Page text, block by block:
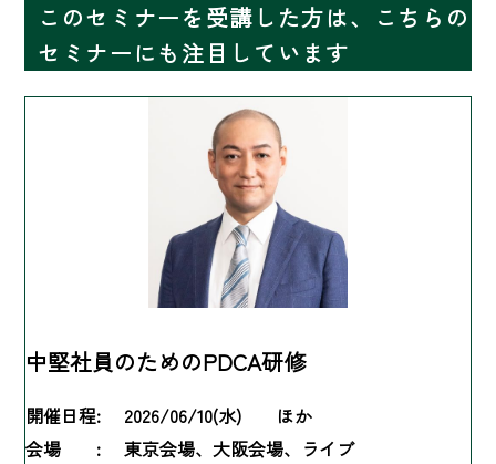
このセミナーを受講した方は、こちらの
セミナーにも注目しています
中堅社員のためのPDCA研修
開催日程:
2026/06/10(水) ほか
会場 :
東京会場、大阪会場、ライブ